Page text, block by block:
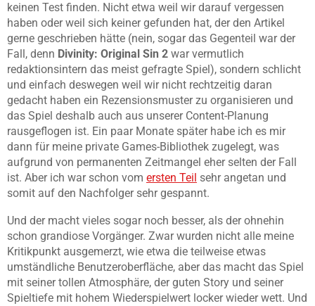
keinen Test finden. Nicht etwa weil wir darauf vergessen
haben oder weil sich keiner gefunden hat, der den Artikel
gerne geschrieben hätte (nein, sogar das Gegenteil war der
Fall, denn Divinity: Original Sin 2 war vermutlich
redaktionsintern das meist gefragte Spiel), sondern schlicht
und einfach deswegen weil wir nicht rechtzeitig daran
gedacht haben ein Rezensionsmuster zu organisieren und
das Spiel deshalb auch aus unserer Content-Planung
rausgeflogen ist. Ein paar Monate später habe ich es mir
dann für meine private Games-Bibliothek zugelegt, was
aufgrund von permanenten Zeitmangel eher selten der Fall
ist. Aber ich war schon vom ersten Teil sehr angetan und
somit auf den Nachfolger sehr gespannt.
Und der macht vieles sogar noch besser, als der ohnehin
schon grandiose Vorgänger. Zwar wurden nicht alle meine
Kritikpunkt ausgemerzt, wie etwa die teilweise etwas
umständliche Benutzeroberfläche, aber das macht das Spiel
mit seiner tollen Atmosphäre, der guten Story und seiner
Spieltiefe mit hohem Wiederspielwert locker wieder wett. Und